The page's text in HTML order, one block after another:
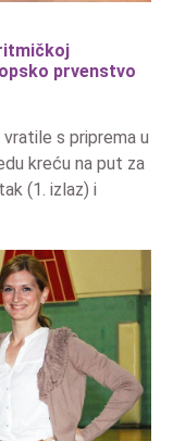
prvenstvo
s priprema u
kreću na put za
(1. izlaz) i